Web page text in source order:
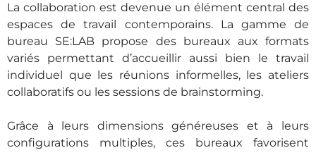
La collaboration est devenue un élément central des
espaces de travail contemporains. La gamme de
bureau SE:LAB propose des bureaux aux formats
variés permettant d’accueillir aussi bien le travail
individuel que les réunions informelles, les ateliers
collaboratifs ou les sessions de brainstorming.
Grâce à leurs dimensions généreuses et à leurs
configurations multiples, ces bureaux favorisent